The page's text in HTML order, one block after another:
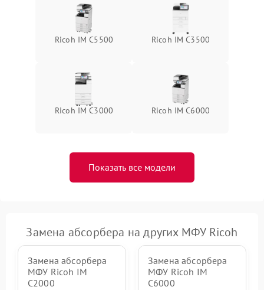
Ricoh IM C5500 Ricoh IM C3500
Ricoh IM C3000 Ricoh IM C6000
Показать все модели
Замена абсорбера на других МФУ Ricoh
Замена абсорбера
МФУ Ricoh IM
C2000
Замена абсорбера
МФУ Ricoh IM
C6000